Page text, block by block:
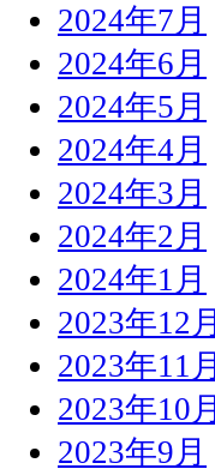
2024年7月
2024年6月
2024年5月
2024年4月
2024年3月
2024年2月
2024年1月
2023年12月
2023年11月
2023年10月
2023年9月